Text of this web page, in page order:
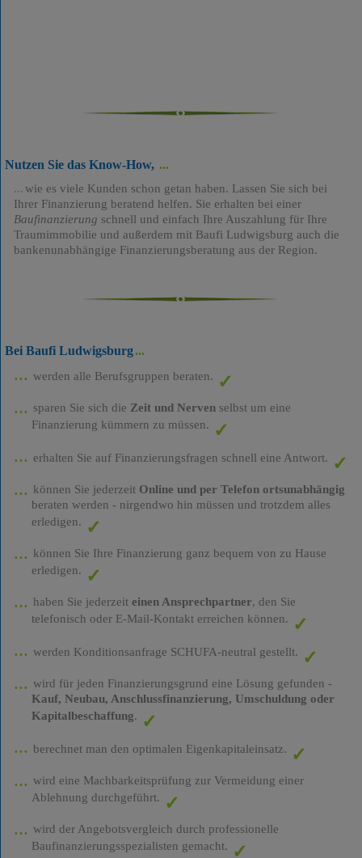
Nutzen Sie das Know-How,
wie es viele Kunden schon getan haben. Lassen Sie sich bei
Ihrer Finanzierung beratend helfen. Sie erhalten bei einer
Baufinanzierung schnell und einfach Ihre Auszahlung für Ihre
Traumimmobilie und außerdem mit Baufi Ludwigsburg auch die
bankenunabhängige Finanzierungsberatung aus der Region.
Bei Baufi Ludwigsburg
werden alle Berufsgruppen beraten.
sparen Sie sich die Zeit und Nervenselbst um eine
Finanzierung kümmern zu müssen.
erhalten Sie auf Finanzierungsfragen schnell eine Antwort.
können Sie jederzeit Online und per Telefon ortsunabhängig
beraten werden - nirgendwo hin müssen und trotzdem alles
erledigen.
können Sie Ihre Finanzierung ganz bequem von zu Hause
erledigen.
haben Sie jederzeit einen Ansprechpartner, den Sie
telefonisch oder E-Mail-Kontakt erreichen können.
werden Konditionsanfrage SCHUFA-neutral gestellt.
wird für jeden Finanzierungsgrund eine Lösung gefunden -
Kauf, Neubau, Anschlussfinanzierung, Umschuldung oder
Kapitalbeschaffung.
berechnet man den optimalen Eigenkapitaleinsatz.
wird eine Machbarkeitsprüfung zur Vermeidung einer
Ablehnung durchgeführt.
wird der Angebotsvergleich durch professionelle
Baufinanzierungsspezialisten gemacht.